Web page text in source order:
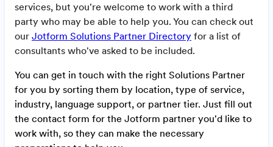
services, but you're welcome to work with a third
party who may be able to help you. You can check out
our Jotform Solutions Partner Directory for a list of
consultants who've asked to be included.
You can get in touch with the right Solutions Partner
for you by sorting them by location, type of service,
industry, language support, or partner tier. Just fill out
the contact form for the Jotform partner you'd like to
work with, so they can make the necessary